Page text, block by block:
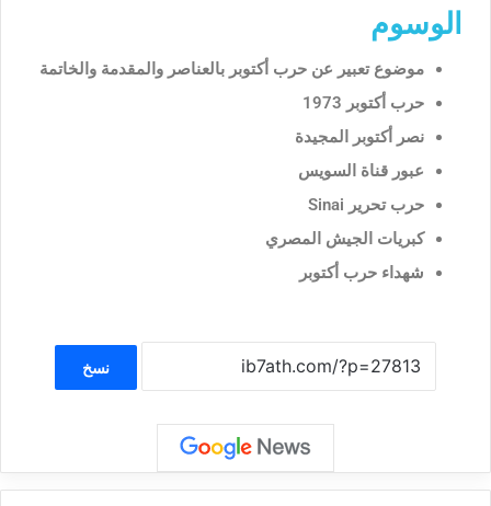
الوسوم
موضوع تعبير عن حرب أكتوبر بالعناصر والمقدمة والخاتمة
حرب أكتوبر 1973
نصر أكتوبر المجيدة
عبور قناة السويس
حرب تحرير Sinai
كبريات الجيش المصري
شهداء حرب أكتوبر
نسخ